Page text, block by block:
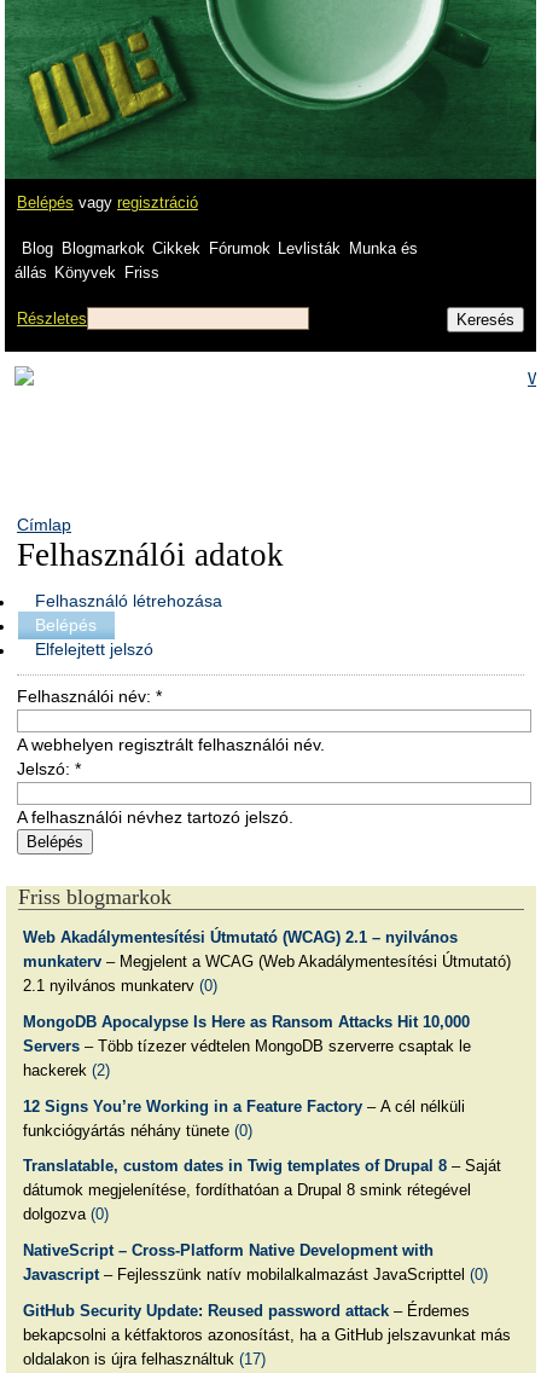
Belépés vagy regisztráció
Blog Blogmarkok Cikkek Fórumok Levlisták
Munka és
állás Könyvek Friss
Részletes
Címlap
Felhasználói adatok
Felhasználó létrehozása
Belépés
Elfelejtett jelszó
Felhasználói név: *
A webhelyen regisztrált felhasználói név.
Jelszó: *
A felhasználói névhez tartozó jelszó.
Friss blogmarkok
Web Akadálymentesítési Útmutató (WCAG) 2.1 – nyilvános
munkaterv– Megjelent a WCAG (Web Akadálymentesítési Útmutató)
2.1 nyilvános munkaterv (0)
MongoDB Apocalypse Is Here as Ransom Attacks Hit 10,000
Servers– Több tízezer védtelen MongoDB szerverre csaptak le
hackerek (2)
12 Signs You’re Working in a Feature Factory– A cél nélküli
funkciógyártás néhány tünete (0)
Translatable, custom dates in Twig templates of Drupal 8– Saját
dátumok megjelenítése, fordíthatóan a Drupal 8 smink rétegével
dolgozva (0)
NativeScript – Cross-Platform Native Development with
Javascript– Fejlesszünk natív mobilalkalmazást JavaScripttel (0)
GitHub Security Update: Reused password attack– Érdemes
bekapcsolni a kétfaktoros azonosítást, ha a GitHub jelszavunkat más
oldalakon is újra felhasználtuk (17)